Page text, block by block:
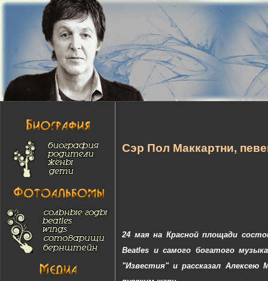
Cэр Пол Маккартни,
24 мая на Красной площади
Beatles и самого богатого
"Известия" и рассказал